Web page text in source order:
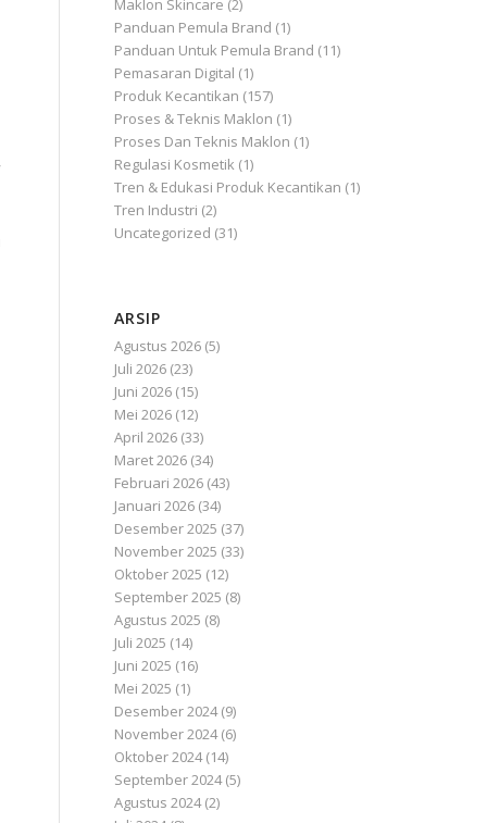
Maklon Skincare (2)
Panduan Pemula Brand (1)
Panduan Untuk Pemula Brand (11)
Pemasaran Digital (1)
Produk Kecantikan (157)
Proses & Teknis Maklon (1)
Proses Dan Teknis Maklon (1)
Regulasi Kosmetik (1)
Tren & Edukasi Produk Kecantikan (1)
Tren Industri (2)
Uncategorized (31)
ARSIP
Agustus 2026 (5)
Juli 2026 (23)
Juni 2026 (15)
Mei 2026 (12)
April 2026 (33)
Maret 2026 (34)
Februari 2026 (43)
Januari 2026 (34)
Desember 2025 (37)
November 2025 (33)
Oktober 2025 (12)
September 2025 (8)
Agustus 2025 (8)
Juli 2025 (14)
Juni 2025 (16)
Mei 2025 (1)
Desember 2024(9)
November 2024(6)
Oktober 2024(14)
September 2024(5)
Agustus 2024(2)